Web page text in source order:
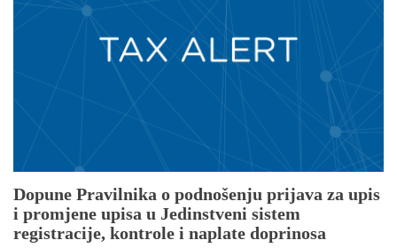
Dopune Pravilnika o podnošenju prijava za upis
i promjene upisa u Jedinstveni sistem
registracije, kontrole i naplate doprinosa